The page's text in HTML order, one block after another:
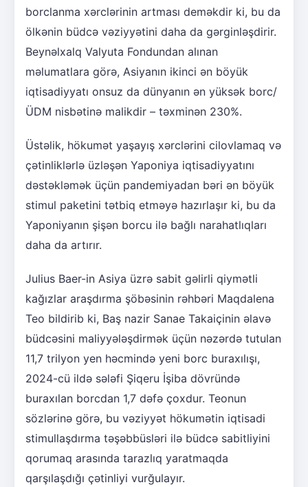
borclanma xərclərinin artması deməkdir ki, bu da
ölkənin büdcə vəziyyətini daha da gərginləşdirir.
Beynəlxalq Valyuta Fondundan alınan
məlumatlara görə, Asiyanın ikinci ən böyük
iqtisadiyyatı onsuz da dünyanın ən yüksək borc/
ÜDM nisbətinə malikdir – təxminən 230%.
Üstəlik, hökumət yaşayış xərclərini cilovlamaq və
çətinliklərlə üzləşən Yaponiya iqtisadiyyatını
dəstəkləmək üçün pandemiyadan bəri ən böyük
stimul paketini tətbiq etməyə hazırlaşır ki, bu da
Yaponiyanın şişən borcu ilə bağlı narahatlıqları
daha da artırır.
Julius Baer-in Asiya üzrə sabit gəlirli qiymətli
kağızlar araşdırma şöbəsinin rəhbəri Maqdalena
Teo bildirib ki, Baş nazir Sanae Takaiçinin əlavə
büdcəsini maliyyələşdirmək üçün nəzərdə tutulan
11,7 trilyon yen həcmində yeni borc buraxılışı,
2024-cü ildə sələfi Şiqeru İşiba dövründə
buraxılan borcdan 1,7 dəfə çoxdur. Teonun
sözlərinə görə, bu vəziyyət hökumətin iqtisadi
stimullaşdırma təşəbbüsləri ilə büdcə sabitliyini
qorumaq arasında tarazlıq yaratmaqda
qarşılaşdığı çətinliyi vurğulayır.